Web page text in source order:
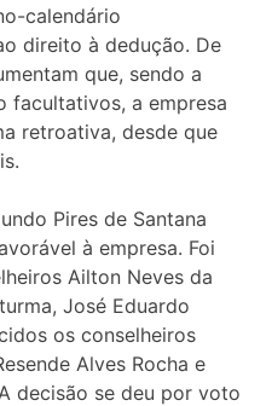
calendário
direito à dedução. De
que, sendo a
facultativos, a empresa
retroativa, desde que
Pires de Santana
à empresa. Foi
Ailton Neves da
José Eduardo
os conselheiros
Alves Rocha e
decisão se deu por voto